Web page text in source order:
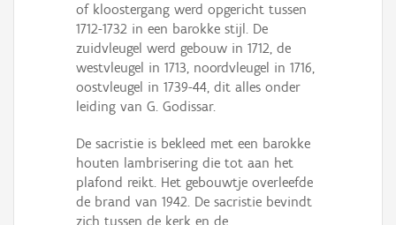
of kloostergang werd opgericht tussen
1712-1732 in een barokke stijl. De
zuidvleugel werd gebouw in 1712, de
westvleugel in 1713, noordvleugel in 1716,
oostvleugel in 1739-44, dit alles onder
leiding van G. Godissar.
De sacristie is bekleed met een barokke
houten lambrisering die tot aan het
plafond reikt. Het gebouwtje overleefde
de brand van 1942. De sacristie bevindt
zich tussen de kerk en de